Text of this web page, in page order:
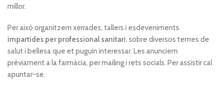
millor.
Per això organitzem xerrades, tallers i esdeveniments
impartides per professional sanitari, sobre diversos temes de
salut i bellesa que et puguin interessar. Les anunciem
prèviament a la farmàcia, per mailing i rets socials. Per assistir cal
apuntar-se.